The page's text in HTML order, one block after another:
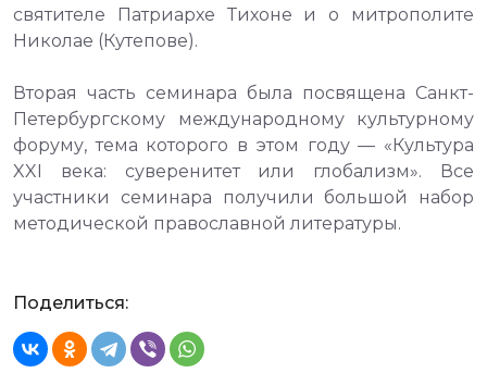
святителе Патриархе Тихоне и о митрополите
Николае (Кутепове).
Вторая часть семинара была посвящена Санкт-
Петербургскому международному культурному
форуму, тема которого в этом году — «Культура
XXI века: суверенитет или глобализм». Все
участники семинара получили большой набор
методической православной литературы.
Поделиться: